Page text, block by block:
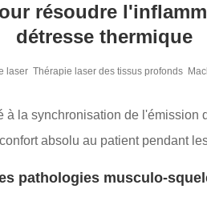
résoudre
détresse thermique
laser Thérapie laser des tissus profonds
la synchronisation de
absolu au patient pendant
pathologies musculo-